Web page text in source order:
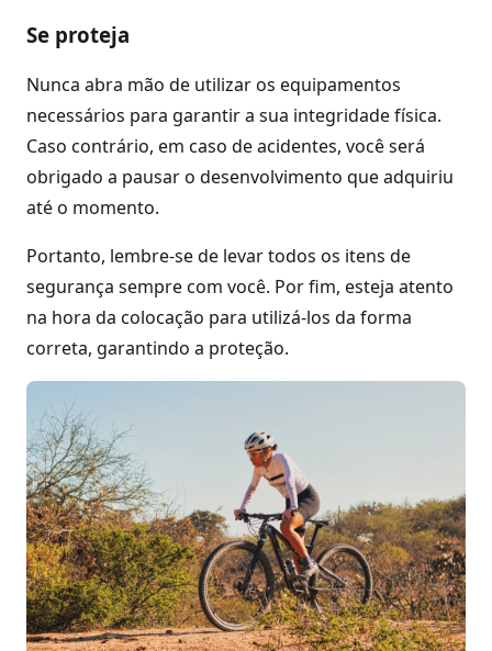
Se proteja
Nunca abra mão de utilizar os equipamentos
necessários para garantir a sua integridade física.
Caso contrário, em caso de acidentes, você será
obrigado a pausar o desenvolvimento que adquiriu
até o momento.
Portanto, lembre-se de levar todos os itens de
segurança sempre com você. Por fim, esteja atento
na hora da colocação para utilizá-los da forma
correta, garantindo a proteção.